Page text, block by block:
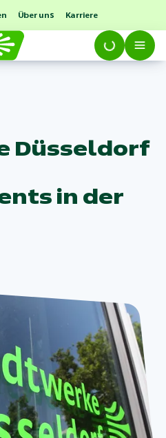
Über uns Karriere
Düsseldorf
in der